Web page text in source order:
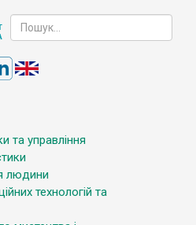
та управління
людини
технологій та